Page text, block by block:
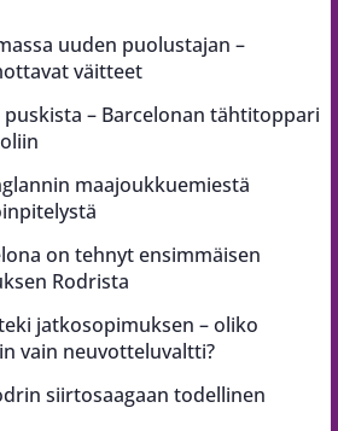
uuden puolustajan –
väitteet
puskista – Barcelonan tähtitoppari
maajoukkuemiestä
on tehnyt ensimmäisen
Rodrista
jatkosopimuksen – oliko
vain neuvotteluvaltti?
siirtosaagaan todellinen